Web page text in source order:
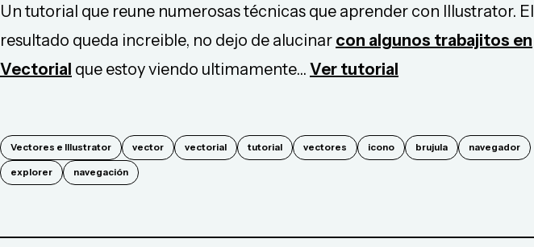
Un tutorial que reune numerosas técnicas que aprender con Illustrator. El
resultado queda increible, no dejo de alucinar con algunos trabajitos en
Vectorial que estoy viendo ultimamente... Ver tutorial
Vectores e Illustrator vector vectorial tutorial vectores icono brujula navegador
explorer navegación